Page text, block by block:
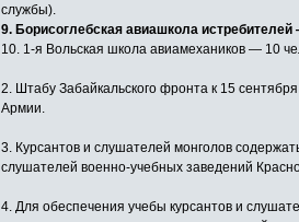
службы).
9. Борисоглебская авиашкола
10. 1-я Вольская школа авиамехаников — 10
2. Штабу Забайкальского фронта к 15
Армии.
3. Курсантов и слушателей монголов
слушателей военно-учебных заведений
4. Для обеспечения учебы курсантов и